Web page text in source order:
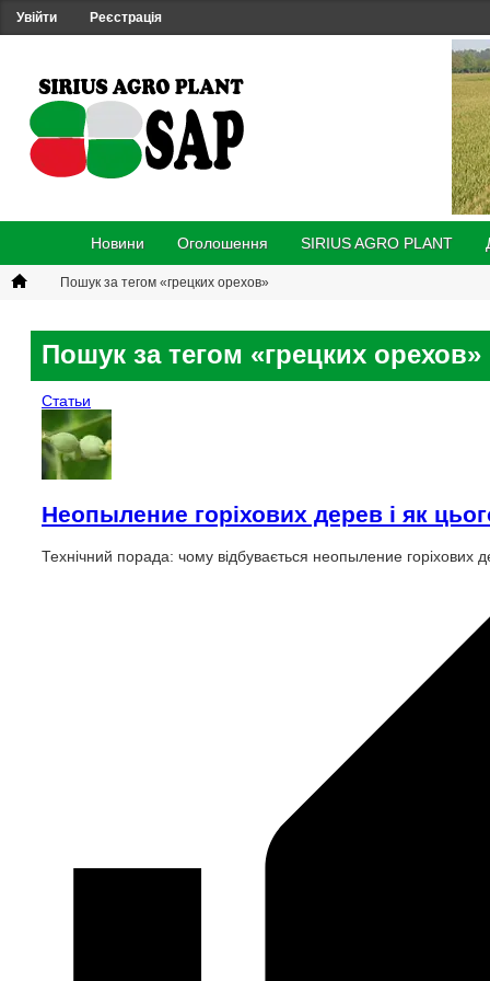
Увійти Реєстрація
Новини Оголошення SIRIUS AGRO PLANT
Пошук за тегом «грецких орехов»
Пошук за тегом «грецких орехов»
Статьи
Неопыление горіхових дерев і як
Технічний порада: чому відбувається неопыление горіхових